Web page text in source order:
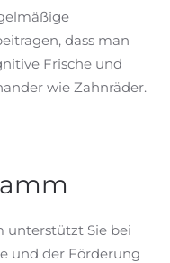
dass man
Frische und
wie Zahnräder.
unterstützt Sie bei
und der Förderung